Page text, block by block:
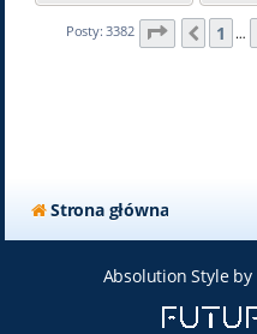
Posty: 3382 Strona 113
1 …
Strona główna
Absolution Style by